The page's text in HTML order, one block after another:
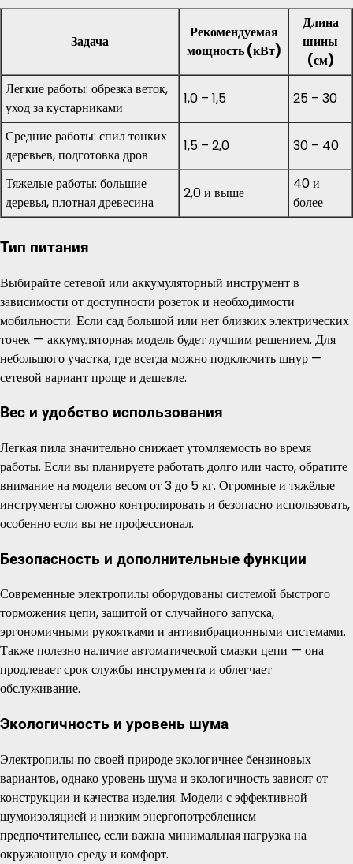
Задача
Рекомендуемая
мощность (кВт)
Длина
шины
(см)
Легкие работы: обрезка веток,
уход за кустарниками
1,0 – 1,5 25 – 30
Средние работы: спил тонких
деревьев, подготовка дров
1,5 – 2,0 30 – 40
Тяжелые работы: большие
деревья, плотная древесина
2,0 и выше
40 и
более
Тип питания
Выбирайте сетевой или аккумуляторный инструмент в
зависимости от доступности розеток и необходимости
мобильности. Если сад большой или нет близких электрических
точек — аккумуляторная модель будет лучшим решением. Для
небольшого участка, где всегда можно подключить шнур —
сетевой вариант проще и дешевле.
Вес и удобство использования
Легкая пила значительно снижает утомляемость во время
работы. Если вы планируете работать долго или часто, обратите
внимание на модели весом от 3 до 5 кг. Огромные и тяжёлые
инструменты сложно контролировать и безопасно использовать,
особенно если вы не профессионал.
Безопасность и дополнительные функции
Современные электропилы оборудованы системой быстрого
торможения цепи, защитой от случайного запуска,
эргономичными рукоятками и антивибрационными системами.
Также полезно наличие автоматической смазки цепи — она
продлевает срок службы инструмента и облегчает
обслуживание.
Экологичность и уровень шума
Электропилы по своей природе экологичнее бензиновых
вариантов, однако уровень шума и экологичность зависят от
конструкции и качества изделия. Модели с эффективной
шумоизоляцией и низким энергопотреблением
предпочтительнее, если важна минимальная нагрузка на
окружающую среду и комфорт.